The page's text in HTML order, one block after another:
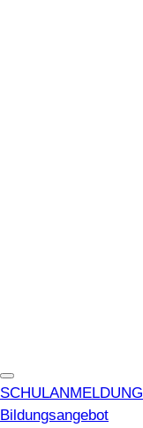
SCHULANMELDUNG
Bildungsangebot